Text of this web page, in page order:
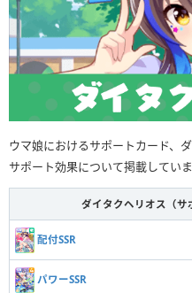
ウマ娘におけるサポートカード、
サポート効果について掲載していま
ダイタクヘリオス（サ
配付SSR
パワーSSR